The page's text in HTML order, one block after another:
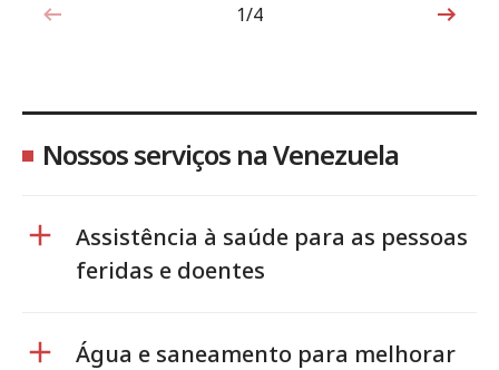
1 de 4
1/4
Nossos serviços na Venezuela
Assistência à saúde para as pessoas
feridas e doentes
Água e saneamento para melhorar